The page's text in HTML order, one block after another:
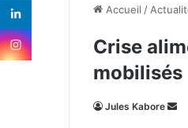
Accueil /
Crise
mobilisés
Jules Kabore